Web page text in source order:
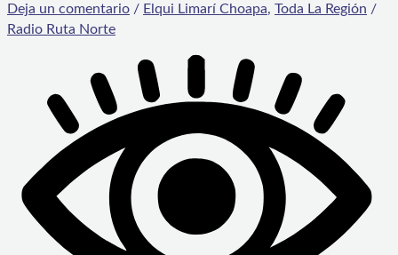
Deja un comentario / Elqui Limarí Choapa, Toda La Región /
Radio Ruta Norte